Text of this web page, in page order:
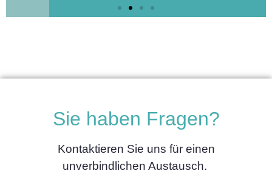
consectetur adipiscing elit dolor
Sie haben Fragen?
Kontaktieren Sie uns für einen
unverbindlichen Austausch.